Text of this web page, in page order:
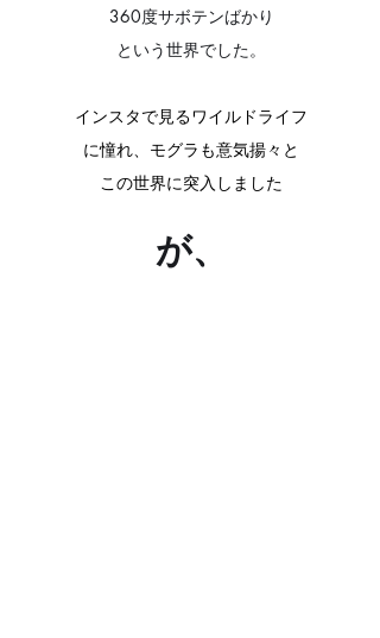
360度サボテンばかり
という世界でした。
インスタで見るワイルドライフ
に憧れ、モグラも意気揚々と
この世界に突入しました
が、